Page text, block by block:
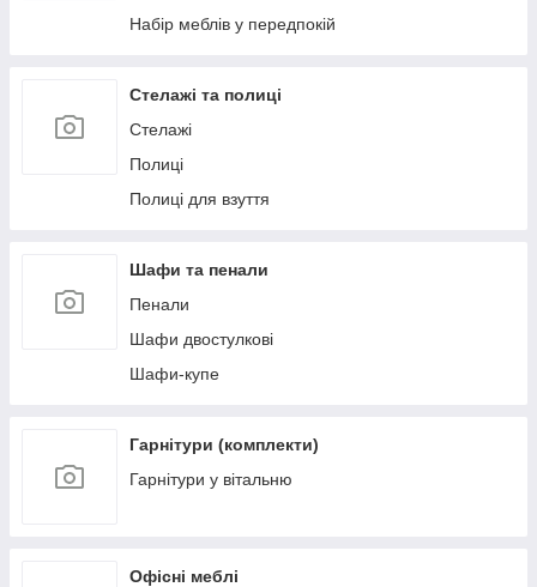
Набір меблів у передпокій
Стелажі та полиці
Стелажі
Полиці
Полиці для взуття
Шафи та пенали
Пенали
Шафи двостулкові
Шафи-купе
Гарнітури (комплекти)
Гарнітури у вітальню
Офісні меблі